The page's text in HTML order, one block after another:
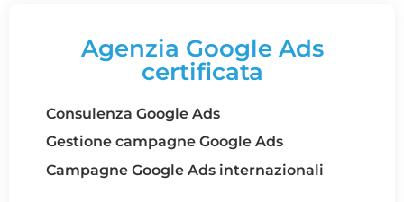
Agenzia Google Ads
certificata
Consulenza Google Ads
Gestione campagne Google Ads
Campagne Google Ads internazionali